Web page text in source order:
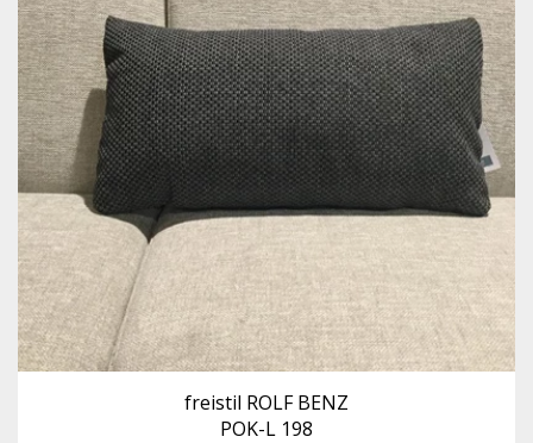
freistil ROLF BENZ
POK-L 198